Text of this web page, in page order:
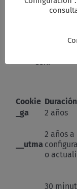
internos
las
siempre
de
son:
Cookie Duración
_ga
2 años
__utma
2 años
o
30